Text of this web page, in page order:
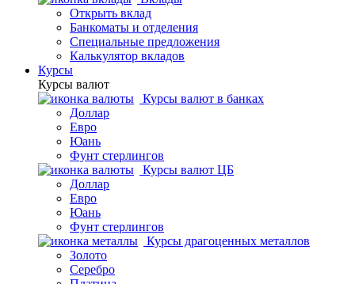
Открыть вклад
Банкоматы и отделения
Специальные предложения
Калькулятор вкладов
Курсы
Курсы валют
Курсы валют в банках
Доллар
Евро
Юань
Фунт стерлингов
Курсы валют ЦБ
Доллар
Евро
Юань
Фунт стерлингов
Курсы драгоценных металлов
Золото
Серебро